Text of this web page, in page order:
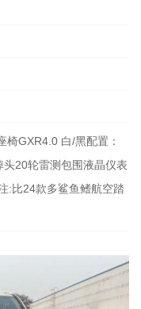
GXR4.0 白/黑配置：
20轮雷测包围液晶仪表
:比24款多鲨鱼鳍航空踏